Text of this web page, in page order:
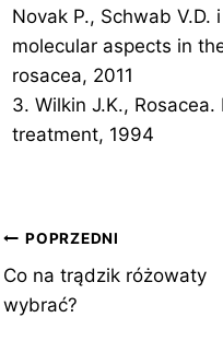
Novak P., Schwab V.D.
molecular aspects in
rosacea, 2011
3. Wilkin J.K.,
treatment, 1994
Nawigacja
wpisu
POPRZEDNI
Co na trądzik różowaty
wybrać?